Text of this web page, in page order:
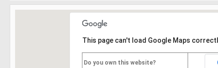
This page can't load Google Maps
Do you own this website?